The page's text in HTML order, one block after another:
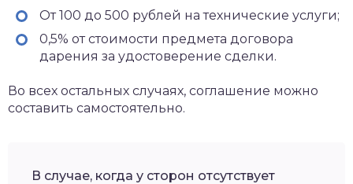
От 100 до 500 рублей на технические услуги;
0,5% от стоимости предмета договора
дарения за удостоверение сделки.
Во всех остальных случаях, соглашение можно
составить самостоятельно.
В случае, когда у сторон отсутствует